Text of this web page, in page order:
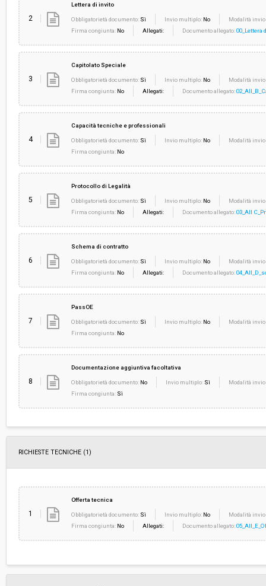
2
Lettera di invito
Obbligatorietà documento: Sì Invio multiplo: No
Modalità
Firma congiunta: No Allegati: Documento allegato:00_Lettera
3
Capitolato Speciale
Obbligatorietà documento: Sì Invio multiplo: No
Modalità
Firma congiunta: No Allegati: Documento allegato:
4
Capacità tecniche e professionali
Obbligatorietà documento: Sì Invio multiplo: No
Modalità
Firma congiunta: No
5
Protocollo di Legalità
Obbligatorietà documento: Sì Invio multiplo: No
Modalità
Firma congiunta: No Allegati: Documento allegato:03_All
6
Schema di contratto
Obbligatorietà documento: Sì Invio multiplo: No
Modalità
Firma congiunta: No Allegati: Documento allegato:
7
PassOE
Obbligatorietà documento: Sì Invio multiplo: No
Modalità
Firma congiunta: No
8
Documentazione aggiuntiva facoltativa
Obbligatorietà documento: No Invio multiplo: Sì
Modalità
Firma congiunta: Sì
RICHIESTE TECNICHE (1)
1
Offerta tecnica
Obbligatorietà documento: Sì Invio multiplo: No
Modalità
Firma congiunta: No Allegati: Documento allegato: